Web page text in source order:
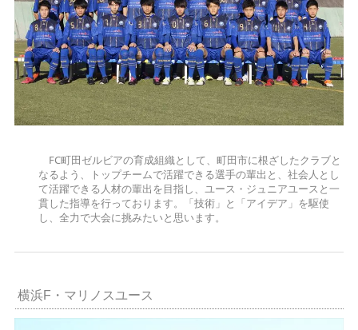
FC町田ゼルビアの育成組織として、町田市に根ざしたクラブと
なるよう、トップチームで活躍できる選手の輩出と、社会人とし
て活躍できる人材の輩出を目指し、ユース・ジュニアユースと一
貫した指導を行っております。「技術」と「アイデア」を駆使
し、全力で大会に挑みたいと思います。
横浜F・マリノスユース